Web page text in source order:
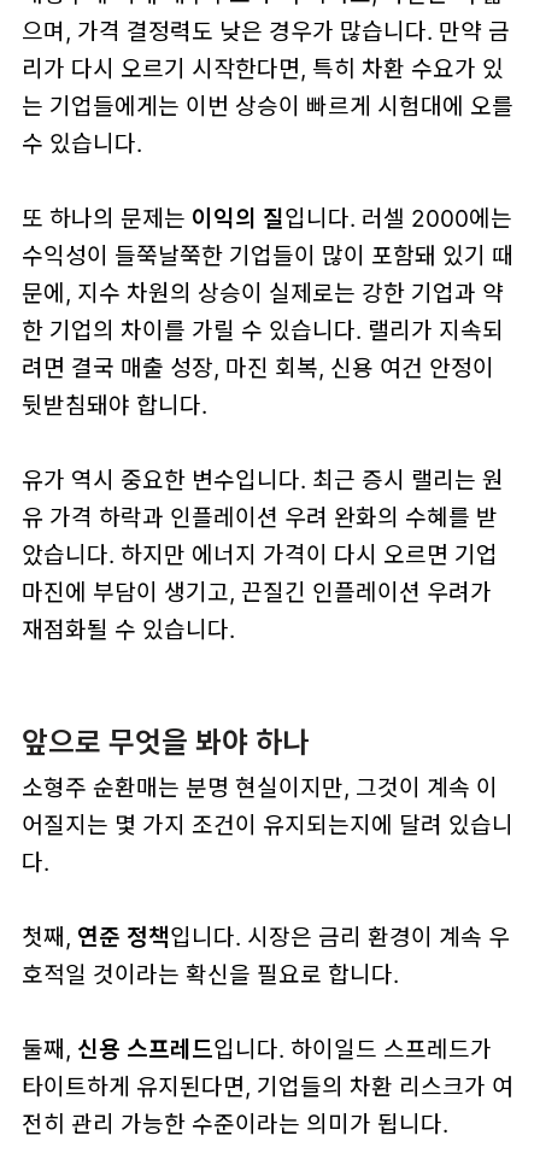
으며, 가격 결정력도 낮은 경우가 많습니다. 만약 금
리가 다시 오르기 시작한다면, 특히 차환 수요가 있
는 기업들에게는 이번 상승이 빠르게 시험대에 오를
수 있습니다.
또 하나의 문제는 이익의 질입니다. 러셀 2000에는
수익성이 들쭉날쭉한 기업들이 많이 포함돼 있기 때
문에, 지수 차원의 상승이 실제로는 강한 기업과 약
한 기업의 차이를 가릴 수 있습니다. 랠리가 지속되
려면 결국 매출 성장, 마진 회복, 신용 여건 안정이
뒷받침돼야 합니다.
유가 역시 중요한 변수입니다. 최근 증시 랠리는 원
유 가격 하락과 인플레이션 우려 완화의 수혜를 받
았습니다. 하지만 에너지 가격이 다시 오르면 기업
마진에 부담이 생기고, 끈질긴 인플레이션 우려가
재점화될 수 있습니다.
앞으로 무엇을 봐야 하나
소형주 순환매는 분명 현실이지만, 그것이 계속 이
어질지는 몇 가지 조건이 유지되는지에 달려 있습니
다.
첫째, 연준 정책입니다. 시장은 금리 환경이 계속 우
호적일 것이라는 확신을 필요로 합니다.
둘째, 신용 스프레드입니다. 하이일드 스프레드가
타이트하게 유지된다면, 기업들의 차환 리스크가 여
전히 관리 가능한 수준이라는 의미가 됩니다.